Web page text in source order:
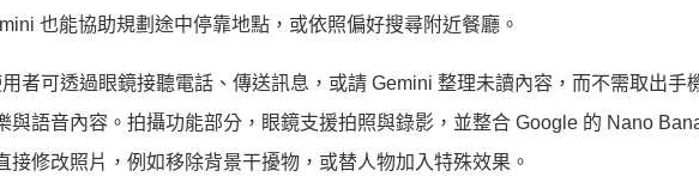
也能協助規劃途中停靠地點，或依照偏好搜尋附近餐廳。
者可透過眼鏡接聽電話、傳送訊息，或請 Gemini 整理未讀內容，而不需取出手
與語音內容。拍攝功能部分，眼鏡支援拍照與錄影，並整合 Google 的 Nano
接修改照片，例如移除背景干擾物，或替人物加入特殊效果。